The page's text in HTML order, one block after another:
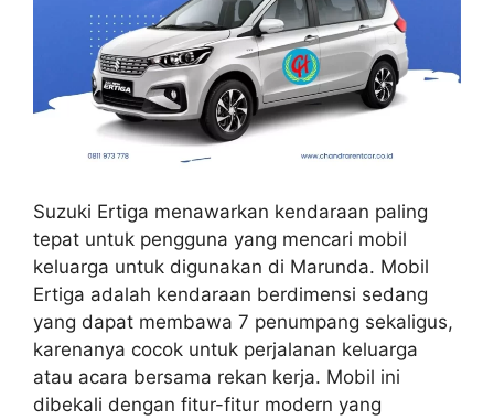
Suzuki Ertiga menawarkan kendaraan paling
tepat untuk pengguna yang mencari mobil
keluarga untuk digunakan di Marunda. Mobil
Ertiga adalah kendaraan berdimensi sedang
yang dapat membawa 7 penumpang sekaligus,
karenanya cocok untuk perjalanan keluarga
atau acara bersama rekan kerja. Mobil ini
dibekali dengan fitur-fitur modern yang